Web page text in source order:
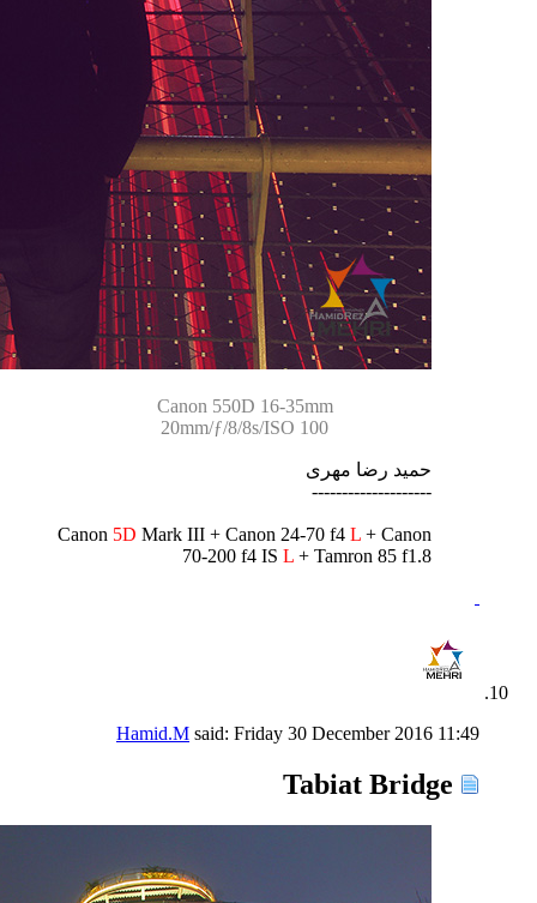
Canon 550D 16-35mm
20mm/ƒ/8/8s/ISO 100
حمید رضا مهری
--------------------
Canon 5D Mark III + Canon 24-70 f4 L + Canon
70-200 f4 IS L + Tamron 85 f1.8
Hamid.M said: Friday 30 December 2016 11:49